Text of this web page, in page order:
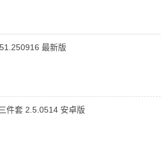
最新版
件套 2.5.0514 安卓版